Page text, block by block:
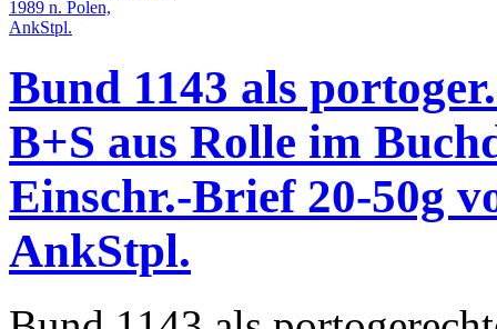
Bund 1143 als
B+S aus Rolle im
Einschr.-Brief 20-50g
AnkStpl.